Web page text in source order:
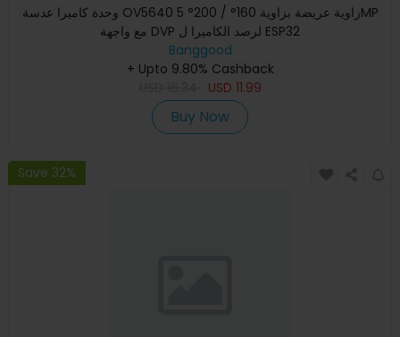
وحدة كاميرا عدسة OV5640 زاوية عريضة بزاوية 160° / 200° 5MP
مع واجهة DVP لرصد الكاميرا ل ESP32
Banggood
+ Upto 9.80% Cashback
USD 11.99
Buy Now
Save 32%